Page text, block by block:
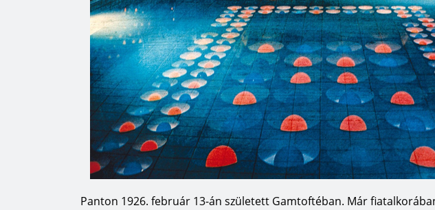
Panton 1926. február 13-án született Gamtoftéban. Már